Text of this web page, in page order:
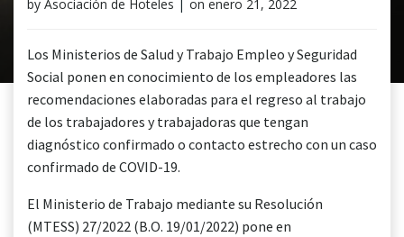
by Asociación de Hoteles | on enero 21, 2022
Los Ministerios de Salud y Trabajo Empleo y Seguridad
Social ponen en conocimiento de los empleadores las
recomendaciones elaboradas para el regreso al trabajo
de los trabajadores y trabajadoras que tengan
diagnóstico confirmado o contacto estrecho con un caso
confirmado de COVID-19.
El Ministerio de Trabajo mediante su Resolución
(MTESS) 27/2022 (B.O. 19/01/2022) pone en